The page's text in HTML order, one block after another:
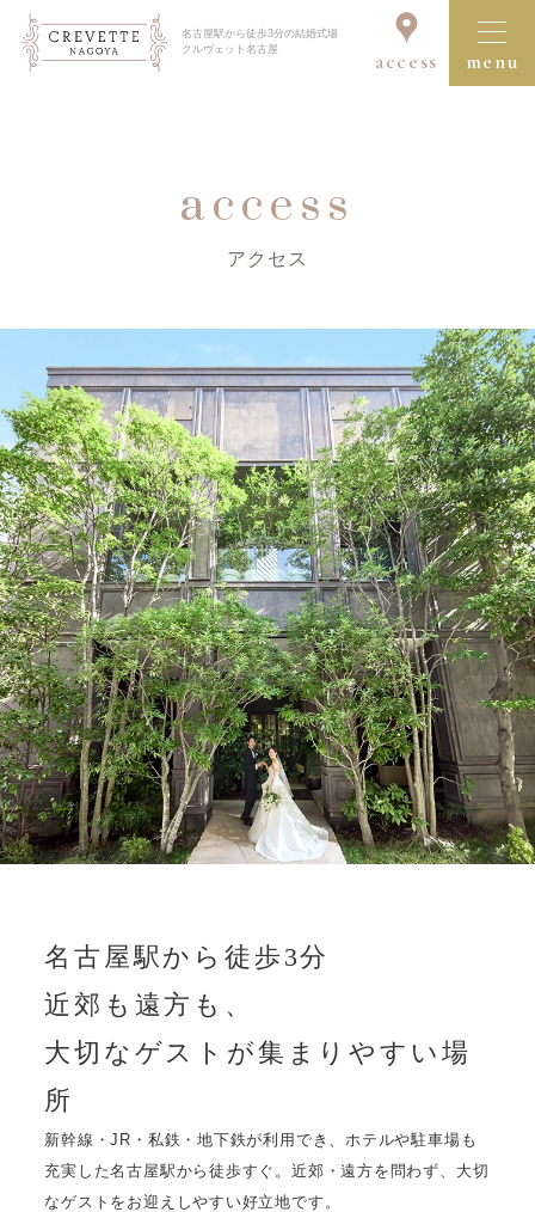
名古屋駅から徒歩3分の結婚式場
クルヴェット名古屋
access menu
クルヴェット名古屋の結婚式
コンセプト
セレモニー＆パーティ
ドレス＆アイテム
料理・デザート
結婚式までの流れ
ウエディングレポート
キャンペーン・特典
スタッフの想い
トピックス
よくあるご質問
レストラン クルヴェットダイニング
ブログ
電話でフェア予約 :052-562-5528
access
アクセス
名古屋駅から徒歩3分
近郊も遠方も、
大切なゲストが集まりやすい場
所
新幹線・JR・私鉄・地下鉄が利用でき、ホテルや駐車場も
充実した名古屋駅から徒歩すぐ。近郊・遠方を問わず、大切
なゲストをお迎えしやすい好立地です。